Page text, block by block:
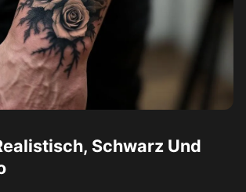
Schwarz Und